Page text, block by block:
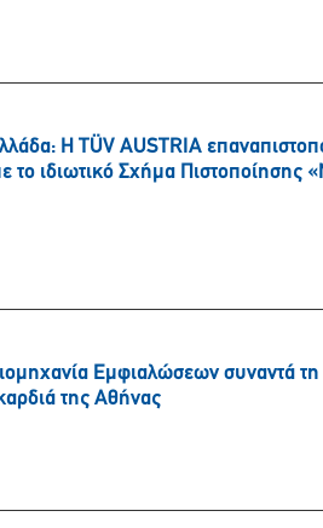
Η TÜV AUSTRIA
ιδιωτικό Σχήμα Πιστοποίησης
Εμφιαλώσεων συναντά
της Αθήνας